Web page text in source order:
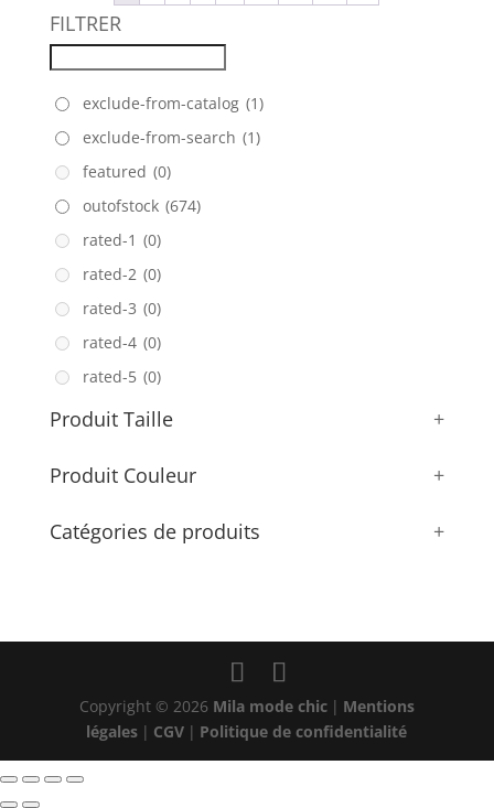
FILTRER
exclude-from-catalog (1)
exclude-from-search (1)
featured (0)
outofstock (674)
rated-1 (0)
rated-2 (0)
rated-3 (0)
rated-4 (0)
rated-5 (0)
Produit Taille +
Produit Couleur +
Catégories de produits +
Copyright © 2026 Mila mode chic | Mentions
légales | CGV | Politique de confidentialité